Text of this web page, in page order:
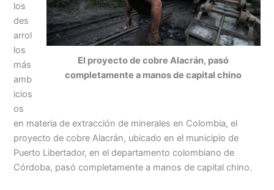
El proyecto de cobre Alacrán, pasó
completamente a manos de capital chino
los
des
arrol
los
más
amb
icios
os
en materia de extracción de minerales en Colombia, el
proyecto de cobre Alacrán, ubicado en el municipio de
Puerto Libertador, en el departamento colombiano de
Córdoba, pasó completamente a manos de capital chino.